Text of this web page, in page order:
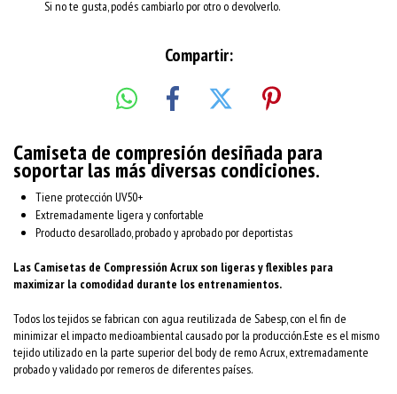
Si no te gusta, podés cambiarlo por otro o devolverlo.
Compartir:
Camiseta de compresión desiñada para
soportar las más diversas condiciones.
Tiene protección UV50+
Extremadamente ligera y confortable
Producto desarollado, probado y aprobado por deportistas
Las Camisetas de Compressión Acrux son ligeras y flexibles para
maximizar la comodidad durante los entrenamientos.
Todos los tejidos se fabrican con agua reutilizada de Sabesp, con el fin de
minimizar el impacto medioambiental causado por la producción.Este es el mismo
tejido utilizado en la parte superior del body de remo Acrux, extremadamente
probado y validado por remeros de diferentes países.